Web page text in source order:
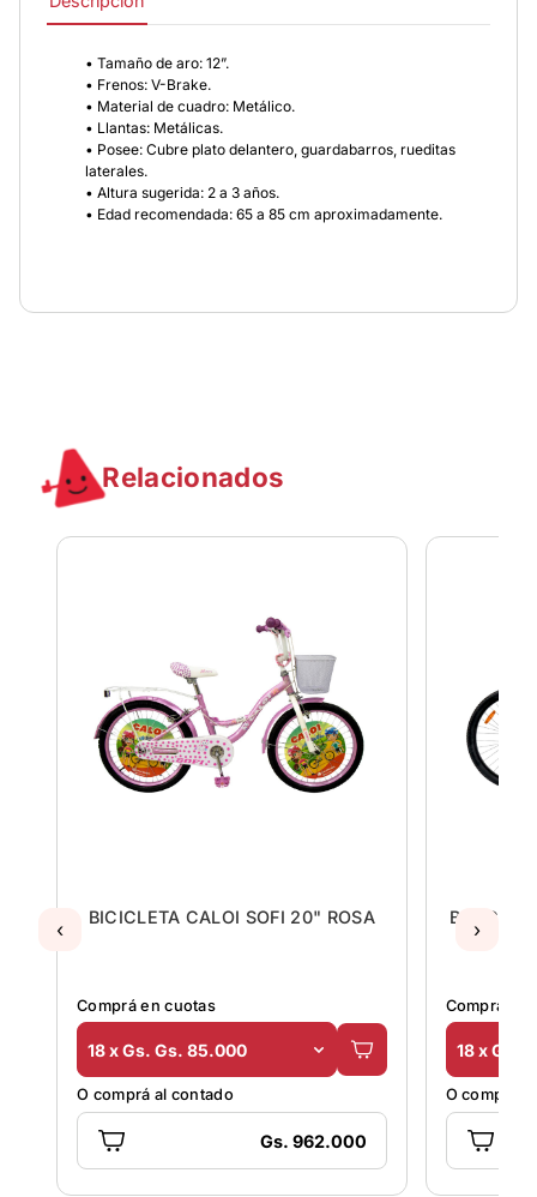
• Tamaño de aro: 12”.
• Frenos: V-Brake.
• Material de cuadro: Metálico.
• Llantas: Metálicas.
• Posee: Cubre plato delantero, guardabarros, rueditas
laterales.
• Altura sugerida: 2 a 3 años.
• Edad recomendada: 65 a 85 cm aproximadamente.
Relacionados
BICICLETA CALOI SOFI 20" ROSA
Comprá en cuotas
18 x Gs. Gs. 85.000
O comprá al contado
Gs. 962.000
Comprá en
18 x Gs.
O comprá
‹ ›